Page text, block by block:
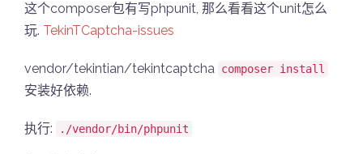
这个composer包有写phpunit, 那么看看这个unit怎么
玩. TekinTCaptcha-issues
vendor/tekintian/tekintcaptcha composer install
安装好依赖.
执行: ./vendor/bin/phpunit